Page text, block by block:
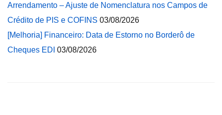
Arrendamento – Ajuste de Nomenclatura nos Campos de
Crédito de PIS e COFINS 03/08/2026
[Melhoria] Financeiro: Data de Estorno no Borderô de
Cheques EDI 03/08/2026